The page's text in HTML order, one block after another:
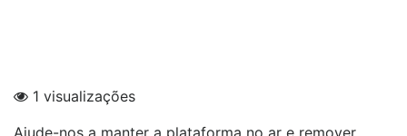
1 visualizações
Ajude-nos a manter a plataforma no ar e remover